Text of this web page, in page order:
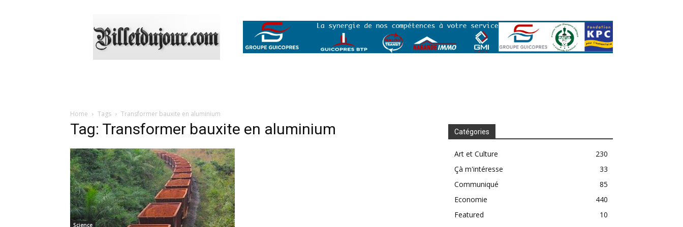
Home Tags Transformer bauxite en aluminium
Tag: Transformer bauxite en aluminium
Science
Catégories
Art et Culture
230
Çà m'intéresse
33
Communiqué
85
Economie
440
Featured
10